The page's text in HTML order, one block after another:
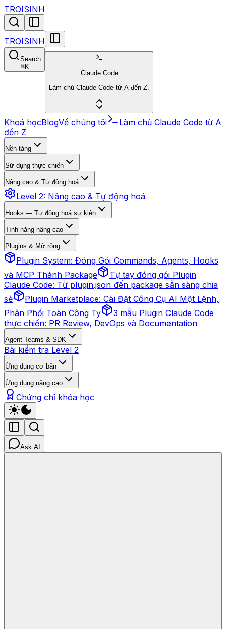
TROISINH
TROISINH
Search
⌘K
Claude Code
Làm chủ Claude Code từ A đến Z.
Khoá họcBlogVề chúng tôi
Làm chủ Claude Code từ A
đến Z
Nền tảng
Sử dụng thực chiến
Nâng cao & Tự động hoá
Level 2: Nâng cao & Tự động hoá
Hooks — Tự động hoá sự kiện
Tính năng nâng cao
Plugins & Mở rộng
Plugin System: Đóng Gói Commands, Agents, Hooks
và MCP Thành Package
Tự tay đóng gói Plugin
Claude Code: Từ plugin.json đến package sẵn sàng chia
sẻ
Plugin Marketplace: Cài Đặt Công Cụ AI Một Lệnh,
Phân Phối Toàn Công Ty
3 mẫu Plugin Claude Code
thực chiến: PR Review, DevOps và Documentation
Agent Teams & SDK
Bài kiểm tra Level 2
Ứng dụng cơ bản
Ứng dụng nâng cao
Chứng chỉ khóa học
Ask AI